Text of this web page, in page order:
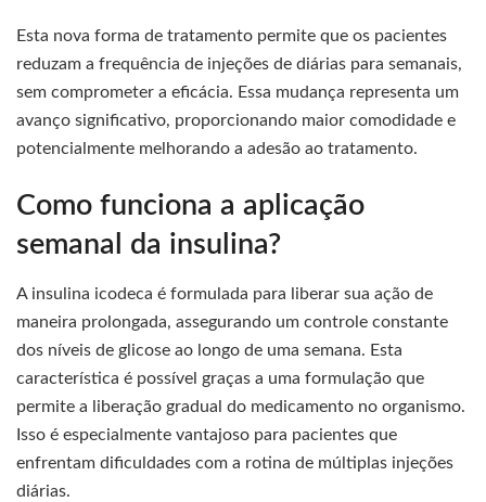
Esta nova forma de tratamento permite que os pacientes
reduzam a frequência de injeções de diárias para semanais,
sem comprometer a eficácia. Essa mudança representa um
avanço significativo, proporcionando maior comodidade e
potencialmente melhorando a adesão ao tratamento.
Como funciona a aplicação
semanal da insulina?
A insulina icodeca é formulada para liberar sua ação de
maneira prolongada, assegurando um controle constante
dos níveis de glicose ao longo de uma semana. Esta
característica é possível graças a uma formulação que
permite a liberação gradual do medicamento no organismo.
Isso é especialmente vantajoso para pacientes que
enfrentam dificuldades com a rotina de múltiplas injeções
diárias.